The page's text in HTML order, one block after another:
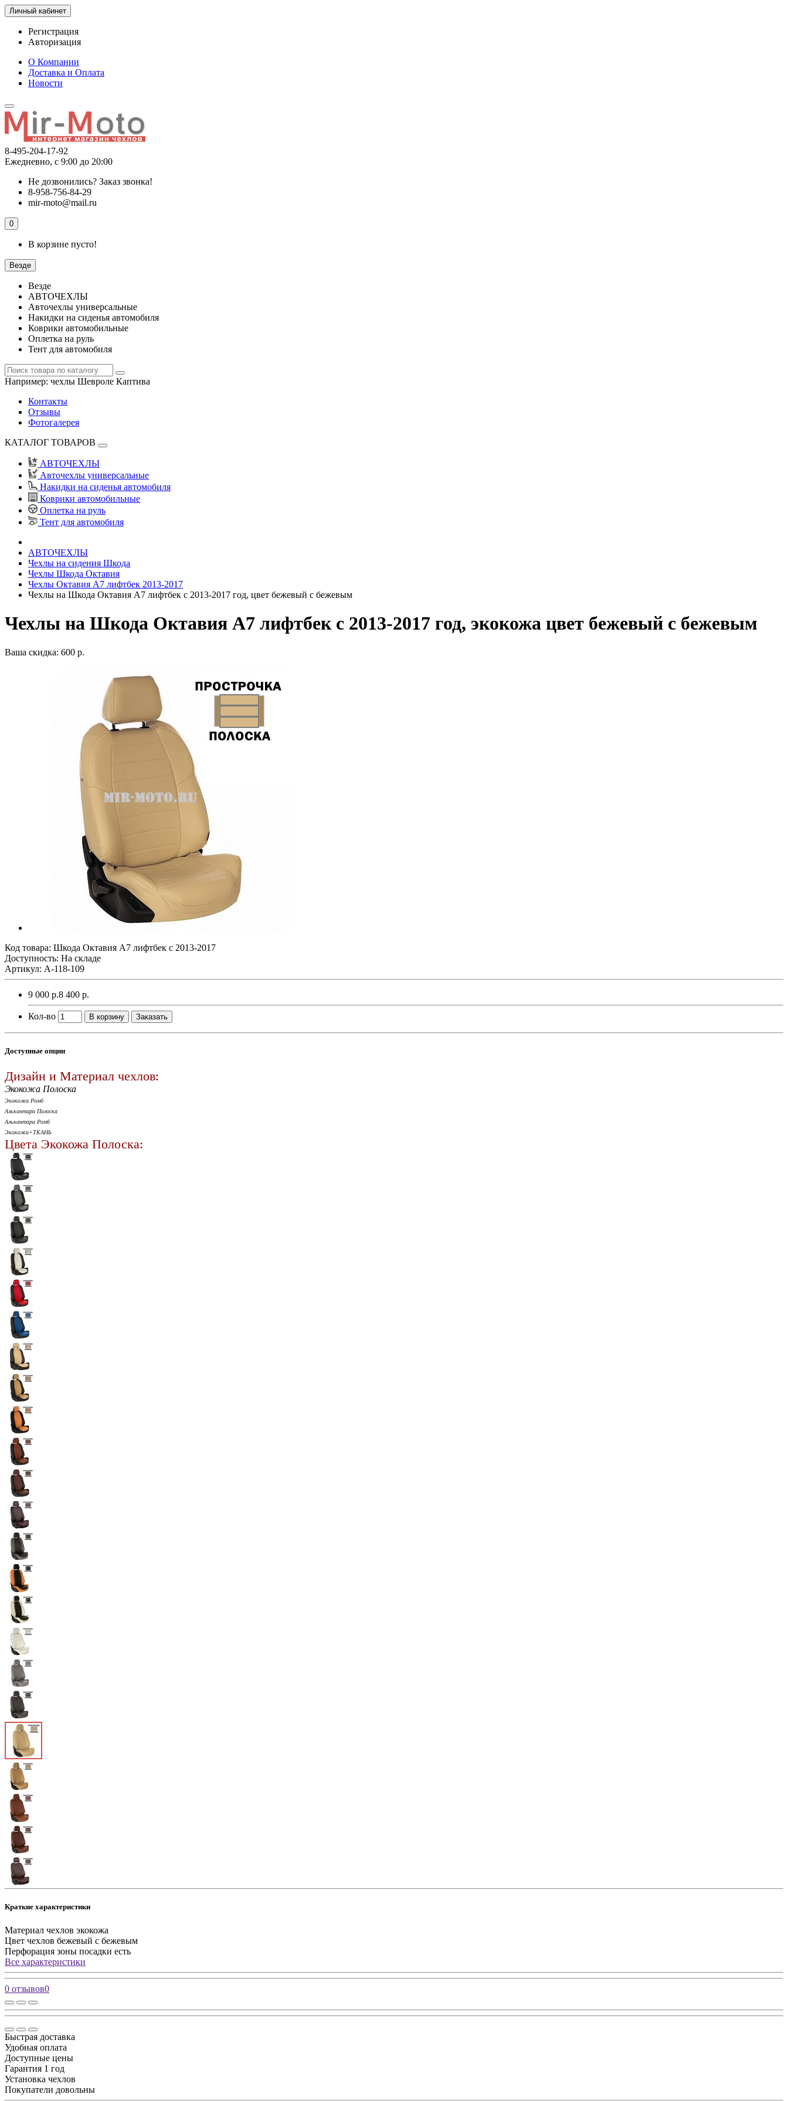
Личный кабинет
Регистрация
Авторизация
О Компании
Доставка и Оплата
Новости
8-495-204-17-92
Ежедневно, с 9:00 до 20:00
Не дозвонились? Заказ звонка!
8-958-756-84-29
mir-moto@mail.ru
0
В корзине пусто!
Везде
Везде
АВТОЧЕХЛЫ
Авточехлы универсальные
Накидки на сиденья автомобиля
Коврики автомобильные
Оплетка на руль
Тент для автомобиля
Например: чехлы Шевроле Каптива
Контакты
Отзывы
Фотогалерея
КАТАЛОГ ТОВАРОВ
АВТОЧЕХЛЫ
Авточехлы универсальные
Накидки на сиденья автомобиля
Коврики автомобильные
Оплетка на руль
Тент для автомобиля
АВТОЧЕХЛЫ
Чехлы на сидения Шкода
Чехлы Шкода Октавия
Чехлы Октавия А7 лифтбек 2013-2017
Чехлы на Шкода Октавия А7 лифтбек с 2013-2017 год, цвет бежевый с бежевым
Чехлы на Шкода Октавия А7 лифтбек с 2013-2017 год, экокожа цвет бежевый с бежевым
Ваша скидка: 600 р.
Код товара: Шкода Октавия А7 лифтбек с 2013-2017
Доступность: На складе
Артикул: A-118-109
9 000 р.8 400 р.
Кол-во В корзину Заказать
Доступные опции
Дизайн и Материал чехлов:
Экокожа Полоска
Экокожа Ромб
Алькантара Полоска
Алькантара Ромб
Экокожа+ТКАНЬ
Цвета Экокожа Полоска:
Краткие характеристики
Материал чехлов экокожа
Цвет чехлов бежевый с бежевым
Перфорация зоны посадки есть
Все характеристики
0 отзывов0
Быстрая доставка
Удобная оплата
Доступные цены
Гарантия 1 год
Установка чехлов
Покупатели довольны